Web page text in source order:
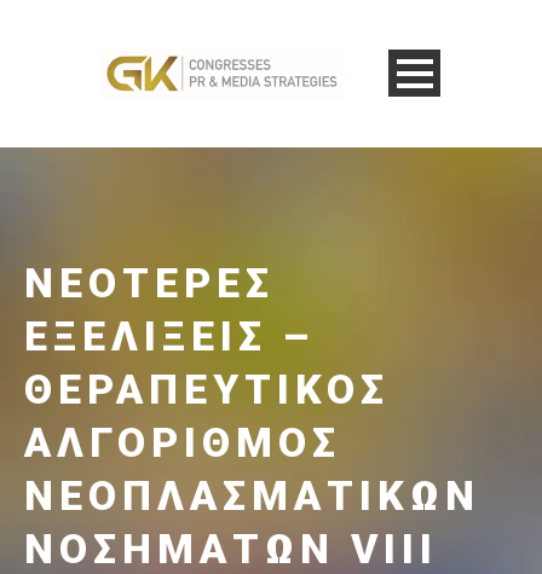
ΝΕΌΤΕΡΕΣ
ΕΞΕΛΊΞΕΙΣ –
ΘΕΡΑΠΕΥΤΙΚΌΣ
ΑΛΓΌΡΙΘΜΟΣ
ΝΕΟΠΛΑΣΜΑΤΙΚΏΝ
ΝΟΣΗΜΆΤΩΝ VIIΙ